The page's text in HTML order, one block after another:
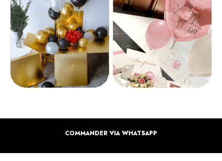
COMMANDER VIA WHATSAPP